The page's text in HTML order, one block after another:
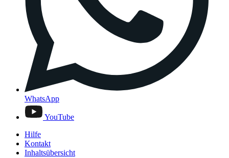
WhatsApp
YouTube
Hilfe
Kontakt
Inhaltsübersicht